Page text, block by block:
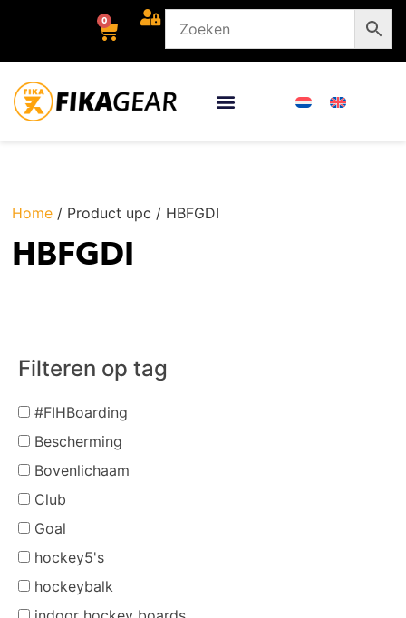
0
Home / Product upc / HBFGDI
HBFGDI
Filteren op tag
#FIHBoarding
Bescherming
Bovenlichaam
Club
Goal
hockey5's
hockeybalk